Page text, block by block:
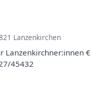
Lanzenkirchen
Lanzenkirchner:innen €
45432